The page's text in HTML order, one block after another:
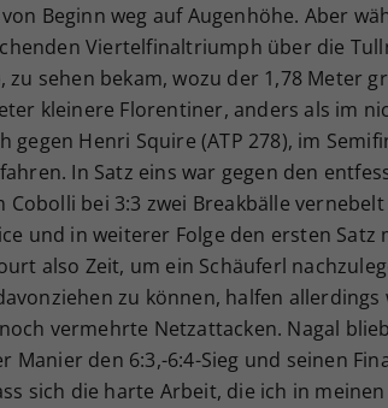
von Beginn weg auf Augenhöhe. Aber
Viertelfinaltriumph über die
zu sehen bekam, wozu der 1,78 Meter
kleinere Florentiner, anders als im
gegen Henri Squire (ATP 278), im
In Satz eins war gegen den
Cobolli bei 3:3 zwei Breakbälle
und in weiterer Folge den ersten Satz
also Zeit, um ein Schäuferl
zu können, halfen
vermehrte Netzattacken. Nagal
Manier den 6:3,-6:4-Sieg und seinen
sich die harte Arbeit, die ich in